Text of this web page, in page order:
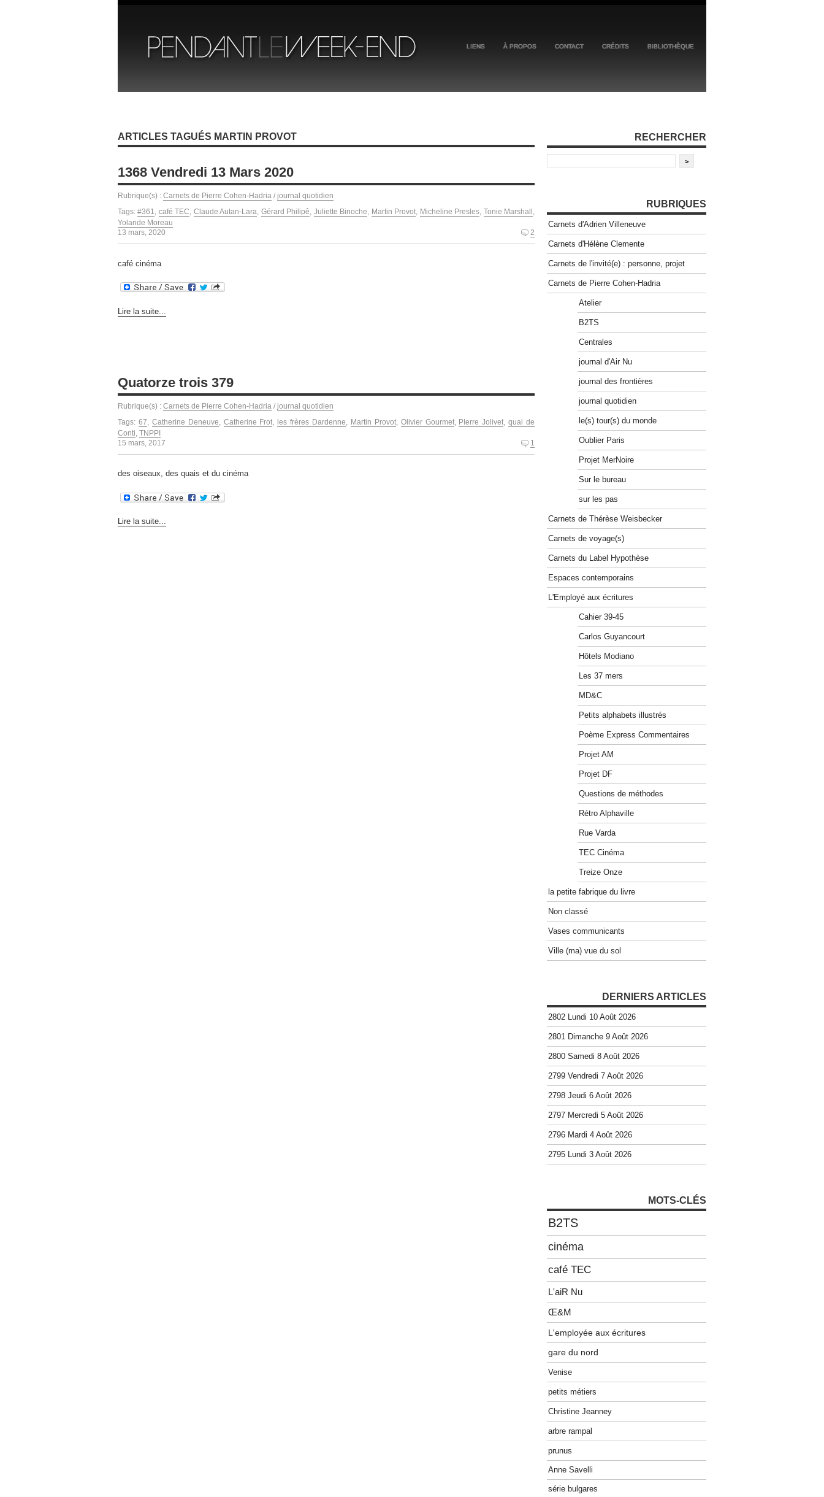
LIENS À PROPOS CONTACT CRÉDITS BIBLIOTHÈQUE
ARTICLES TAGUÉS MARTIN PROVOT
1368 Vendredi 13 Mars 2020
Rubrique(s) : Carnets de Pierre Cohen-Hadria / journal quotidien
Tags:#361, café TEC, Claude Autan-Lara, Gérard Philipê, Juliette Binoche, Martin Provot, Micheline Presles, Tonie Marshall ,
Yolande Moreau
13 mars, 2020
2
café cinéma
Lire la suite...
Quatorze trois 379
Rubrique(s) : Carnets de Pierre Cohen-Hadria / journal quotidien
Tags: 67 Catherine Deneuve Catherine Frot les frères Dardenne Martin Provot, Olivier Gourmet, PIerre Jolivet ,quai de
Conti TNPPI
15 mars, 2017
1
des oiseaux, des quais et du cinéma
Lire la suite...
RECHERCHER
RUBRIQUES
Carnets d'Adrien Villeneuve
Carnets d'Hélène Clemente
Carnets de l'invité(e) : personne, projet
Carnets de Pierre Cohen-Hadria
Atelier
B2TS
Centrales
journal d'Air Nu
journal des frontières
journal quotidien
le(s) tour(s) du monde
Oublier Paris
Projet MerNoire
Sur le bureau
sur les pas
Carnets de Thérèse Weisbecker
Carnets de voyage(s)
Carnets du Label Hypothèse
Espaces contemporains
L'Employé aux écritures
Cahier 39-45
Carlos Guyancourt
Hôtels Modiano
Les 37 mers
MD&C
Petits alphabets illustrés
Poème Express Commentaires
Projet AM
Projet DF
Questions de méthodes
Rétro Alphaville
Rue Varda
TEC Cinéma
Treize Onze
la petite fabrique du livre
Non classé
Vases communicants
Ville (ma) vue du sol
DERNIERS ARTICLES
2802 Lundi 10 Août 2026
2801 Dimanche 9 Août 2026
2800 Samedi 8 Août 2026
2799 Vendredi 7 Août 2026
2798 Jeudi 6 Août 2026
2797 Mercredi 5 Août 2026
2796 Mardi 4 Août 2026
2795 Lundi 3 Août 2026
MOTS-CLÉS
B2TS
cinéma
café TEC
L'aiR Nu
Œ&M
L'employée aux écritures
gare du nord
Venise
petits métiers
Christine Jeanney
arbre rampal
prunus
Anne Savelli
série bulgares